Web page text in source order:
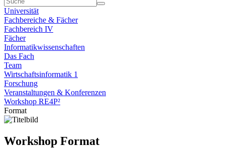
Universität
Fachbereiche & Fächer
Fachbereich IV
Fächer
Informatikwissenschaften
Das Fach
Team
Wirtschaftsinformatik 1
Forschung
Veranstaltungen & Konferenzen
Workshop RE4P²
Format
Workshop Format